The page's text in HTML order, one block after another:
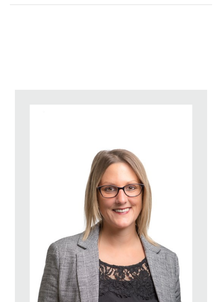
Se per i prossimi 30 anni, fino al suo pensionamento, dovesse
versare l’intero importo 3a, raccoglierebbe oltre 200’000 franchi
che l’aiuterebbero a migliorare il suo tenore di vita durante la
vecchiaia. Con la rendita AVS e l’avere della cassa pensioni da
soli, infatti, potrebbe non essere in grado di mantenere lo
stesso standard di vita che aveva mentre lavorava.
Sebbene al momento della riscossione debba pagare le
imposte anche sull’avere previdenziale del pilastro 3a, tutto
sommato approfitterebbe di un risparmio fiscale, dato che il
capitale del 3° pilastro viene tassato a un’aliquota ridotta
quando viene liquidato. Inoltre, a seconda del tipo di
collocamento, può anche accrescere il denaro investito.
Consiglio: alla luce dei bassi tassi d’interesse anche sui conti